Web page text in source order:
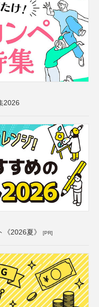
2026
《2026夏》 [PR]